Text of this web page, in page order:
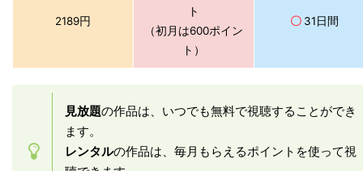
2189円
ト
（初月は600ポイン
ト）
〇 31日間
見放題の作品は、いつでも無料で視聴することができ
ます。
レンタルの作品は、毎月もらえるポイントを使って視